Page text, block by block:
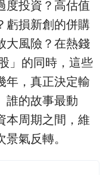
度投資？高估值
虧損新創的併購
大風險？在熱錢
」的同時，這些
年，真正決定輸
誰的故事最動
本周期之間，維
氣反轉。